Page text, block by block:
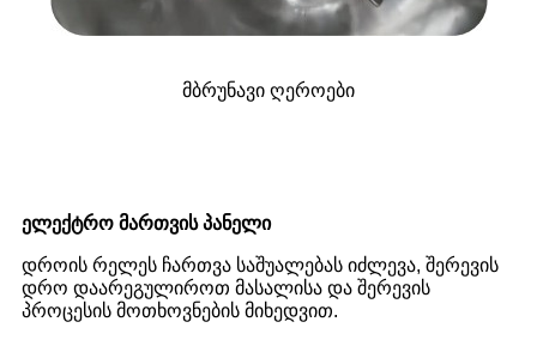
მბრუნავი ღეროები
ელექტრო მართვის პანელი
დროის რელეს ჩართვა საშუალებას იძლევა, შერევის
დრო დაარეგულიროთ მასალისა და შერევის
პროცესის მოთხოვნების მიხედვით.